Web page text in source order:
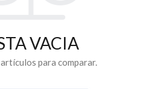
VACIA
para comparar.